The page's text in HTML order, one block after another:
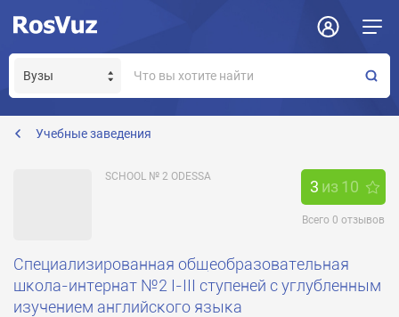
Учебные заведения
SCHOOL № 2 ODESSA
3 из 10
Всего 0 отзывов
Специализированная общеобразовательная
школа-интернат №2 І-ІІІ ступеней с углубленным
изучением английского языка